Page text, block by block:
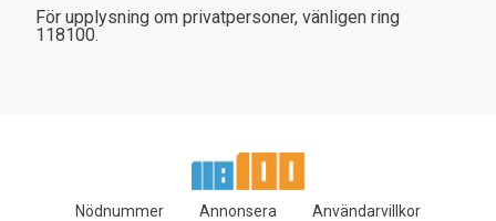
För upplysning om privatpersoner, vänligen ring
118100.
Nödnummer Annonsera Användarvillkor